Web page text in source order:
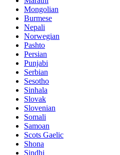
Mongolian
Burmese
Nepali
Norwegian
Pashto
Persian
Punjabi
Serbian
Sesotho
Sinhala
Slovak
Slovenian
Somali
Samoan
Scots Gaelic
Shona
Sindhi